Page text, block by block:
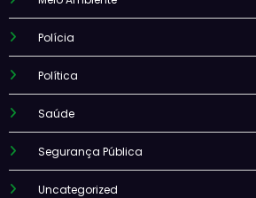
Polícia
Política
Saúde
Segurança Pública
Uncategorized